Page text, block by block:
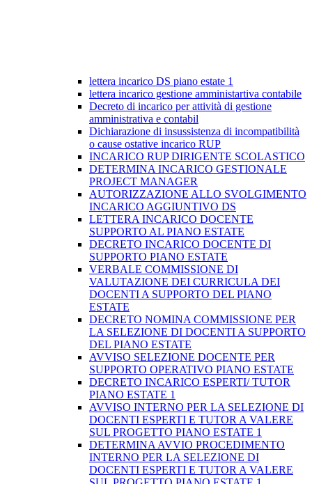
lettera incarico DS piano estate 1
lettera incarico gestione amministartiva contabile
Decreto di incarico per attività di gestione
amministrativa e contabil
Dichiarazione di insussistenza di incompatibilità
o cause ostative incarico RUP
INCARICO RUP DIRIGENTE SCOLASTICO
DETERMINA INCARICO GESTIONALE
PROJECT MANAGER
AUTORIZZAZIONE ALLO SVOLGIMENTO
INCARICO AGGIUNTIVO DS
LETTERA INCARICO DOCENTE
SUPPORTO AL PIANO ESTATE
DECRETO INCARICO DOCENTE DI
SUPPORTO PIANO ESTATE
VERBALE COMMISSIONE DI
VALUTAZIONE DEI CURRICULA DEI
DOCENTI A SUPPORTO DEL PIANO
ESTATE
DECRETO NOMINA COMMISSIONE PER
LA SELEZIONE DI DOCENTI A SUPPORTO
DEL PIANO ESTATE
AVVISO SELEZIONE DOCENTE PER
SUPPORTO OPERATIVO PIANO ESTATE
DECRETO INCARICO ESPERTI/ TUTOR
PIANO ESTATE 1
AVVISO INTERNO PER LA SELEZIONE DI
DOCENTI ESPERTI E TUTOR A VALERE
SUL PROGETTO PIANO ESTATE 1
DETERMINA AVVIO PROCEDIMENTO
INTERNO PER LA SELEZIONE DI
DOCENTI ESPERTI E TUTOR A VALERE